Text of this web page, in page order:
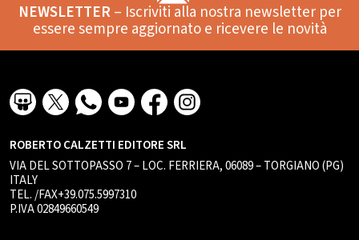
NEWSLETTER– Iscriviti alla nostra newsletter per
essere sempre aggiornato e ricevere le novità
ROBERTO CALZETTI EDITORE SRL
VIA DEL SOTTOPASSO 7 – LOC. FERRIERA, 06089 – TORGIANO (PG)
ITALY
TEL. /FAX+39.075.5997310
P.IVA 02849660549